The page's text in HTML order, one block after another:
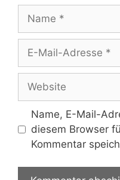
Mail-
Adresse
Name, E-Mail-
diesem Browser
Kommentar